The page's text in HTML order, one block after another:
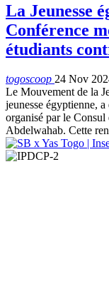
La Jeunesse
Conférence
étudiants
togoscoop 24 Nov
Le Mouvement de la
jeunesse égyptienne,
organisé par le
Abdelwahab. Cette